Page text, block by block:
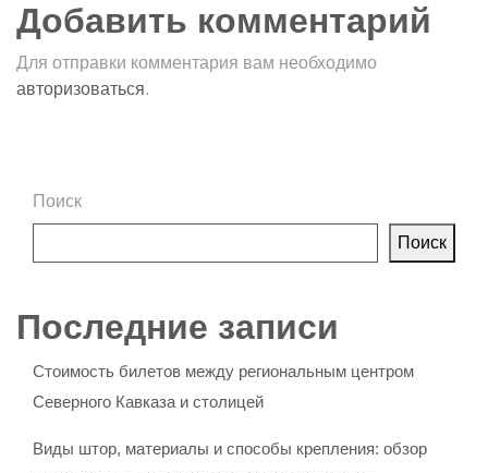
Добавить комментарий
Для отправки комментария вам необходимо
авторизоваться.
Поиск
Поиск
Последние записи
Стоимость билетов между региональным центром
Северного Кавказа и столицей
Виды штор, материалы и способы крепления: обзор